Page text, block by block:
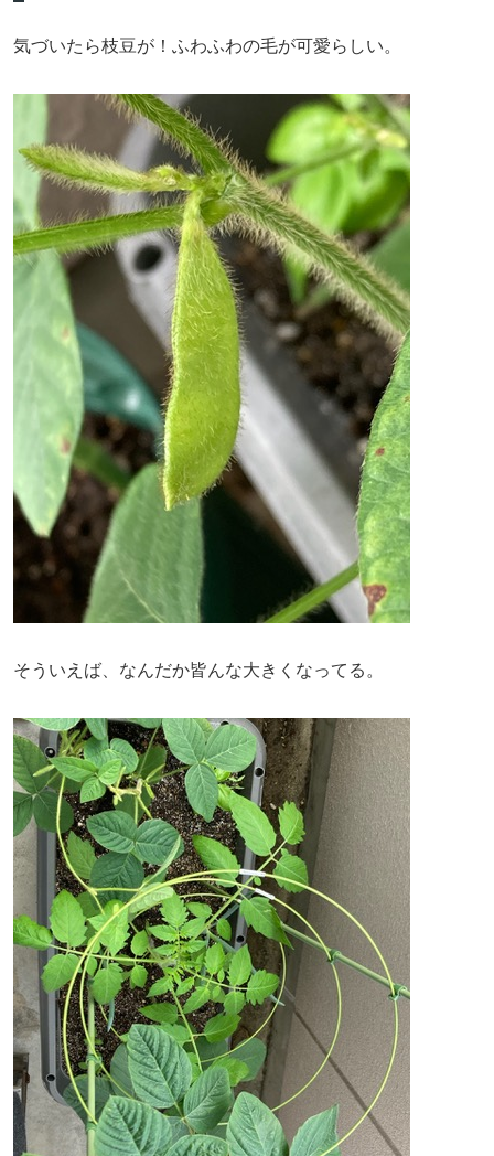
気づいたら枝豆が！ふわふわの毛が可愛らしい。
そういえば、なんだか皆んな大きくなってる。